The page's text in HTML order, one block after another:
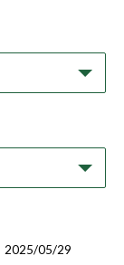
2025/05/29